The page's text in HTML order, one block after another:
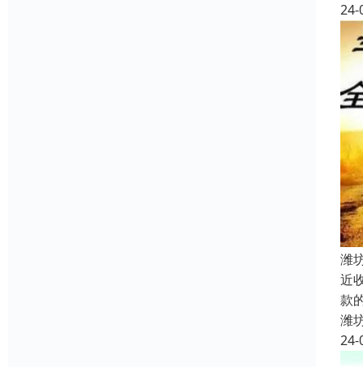
24-
潍
近
款
潍
24-